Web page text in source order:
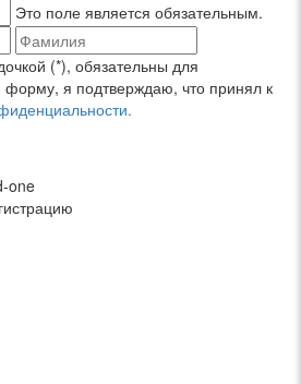
Это поле является обязательным.
(*), обязательны для
я подтверждаю, что принял к